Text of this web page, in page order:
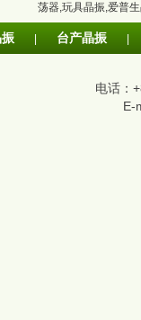
荡器,玩具晶振,爱普
台产晶振
电话：
E-